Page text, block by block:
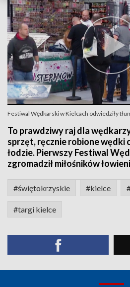
Festiwal Wędkarski w Kielcach odwiedziły
To prawdziwy raj dla
sprzęt, ręcznie robione wędki
łodzie. Pierwszy Festiwal
zgromadził miłośników
#świętokrzyskie #kielce
#targi kielce